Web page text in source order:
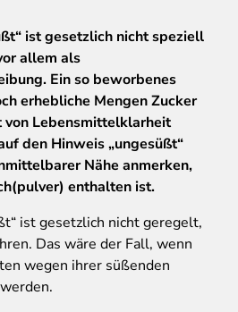
ist gesetzlich nicht speziell
allem als
Ein so beworbenes
erhebliche Mengen Zucker
von Lebensmittelklarheit
den Hinweis „ungesüßt“
Nähe anmerken,
enthalten ist.
ist gesetzlich nicht geregelt,
Das wäre der Fall, wenn
wegen ihrer süßenden